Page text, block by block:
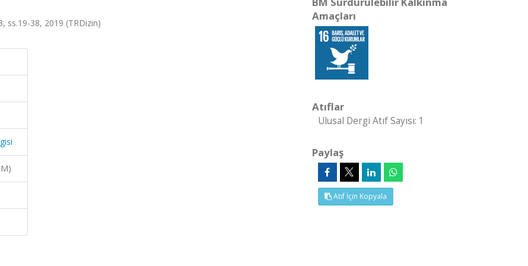
ss.19-38, 2019 (TRDizin)
Amaçları
Atıflar
Ulusal Dergi Atıf Sayısı: 1
Paylaş
Atıf İçin Kopyala